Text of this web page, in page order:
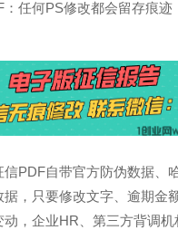
任何PS修改都会留存痕迹
PDF自带官方防伪数据、
，只要修改文字、逾期金
，企业HR、第三方背调机